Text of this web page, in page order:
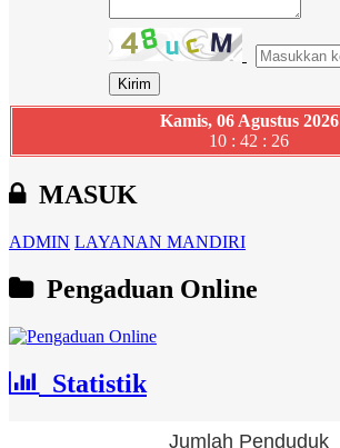
Kamis, 06 Agustus 2026
10 : 42 : 26
MASUK
ADMIN LAYANAN MANDIRI
Pengaduan Online
Statistik
Jumlah Penduduk